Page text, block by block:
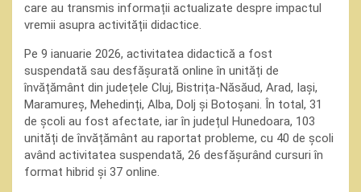
care au transmis informații actualizate despre impactul
vremii asupra activității didactice.
Pe 9 ianuarie 2026, activitatea didactică a fost
suspendată sau desfășurată online în unități de
învățământ din județele Cluj, Bistrița-Năsăud, Arad, Iași,
Maramureș, Mehedinți, Alba, Dolj și Botoșani. În total, 31
de școli au fost afectate, iar în județul Hunedoara, 103
unități de învățământ au raportat probleme, cu 40 de școli
având activitatea suspendată, 26 desfășurând cursuri în
format hibrid și 37 online.